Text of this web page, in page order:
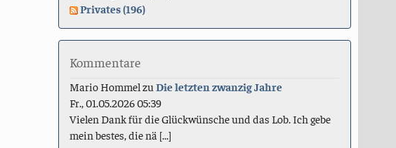
Privates (196)
Kommentare
Mario Hommel zuDie letzten zwanzig Jahre
Fr., 01.05.2026 05:39
Vielen Dank für die Glückwünsche und das Lob. Ich gebe
mein bestes, die nä [...]